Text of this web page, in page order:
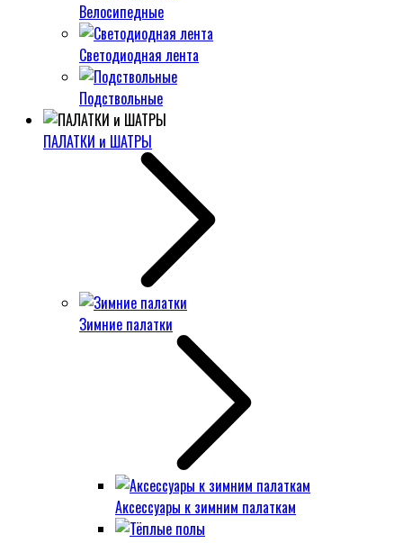
Велосипедные
Светодиодная лента
Подствольные
ПАЛАТКИ и ШАТРЫ
Зимние палатки
Аксессуары к зимним палаткам